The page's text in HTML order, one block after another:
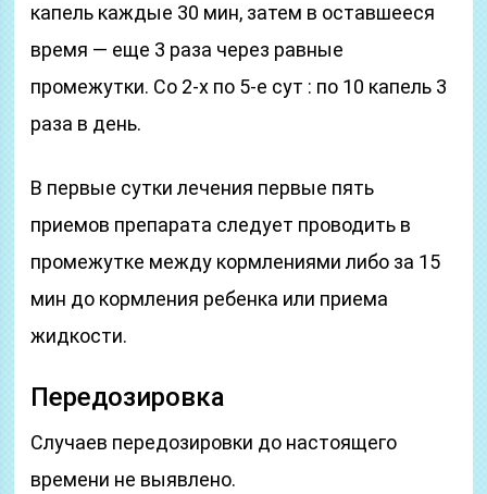
капель каждые 30 мин, затем в оставшееся
время — еще 3 раза через равные
промежутки. Со 2-х по 5-е сут : по 10 капель 3
раза в день.
В первые сутки лечения первые пять
приемов препарата следует проводить в
промежутке между кормлениями либо за 15
мин до кормления ребенка или приема
жидкости.
Передозировка
Случаев передозировки до настоящего
времени не выявлено.